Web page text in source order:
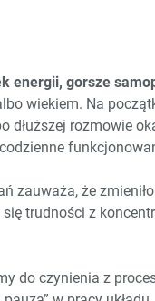
energii, gorsze
wiekiem. Na
dłuższej rozmowie
zauważa, że
się trudności z
do czynienia z